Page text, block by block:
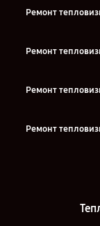
Ремонт
Ремонт
Ремонт
Ремонт
Ремонт